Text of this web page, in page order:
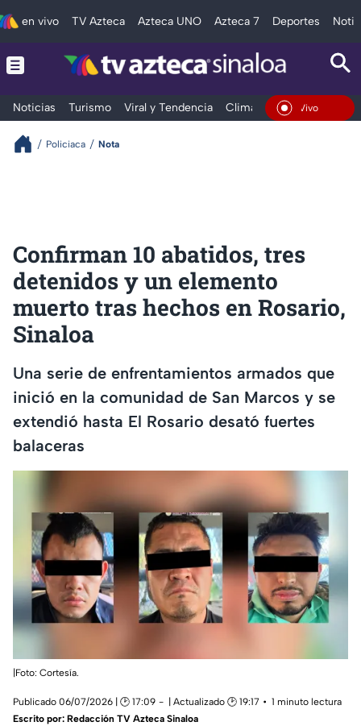
en vivo TV Azteca Azteca UNO Azteca 7 Deportes
Noticias Turismo Viral y Tendencia Clima Deportes
En Vivo
Policiaca Nota
Confirman 10 abatidos, tres
detenidos y un elemento
muerto tras hechos en Rosario,
Sinaloa
Una serie de enfrentamientos armados que
inició en la comunidad de San Marcos y se
extendió hasta El Rosario desató fuertes
balaceras
|Foto: Cortesía.
Publicado 06/07/2026 | 🕑 17:09 | Actualizado 🕑 19:17
1 minuto lectura
Escrito por: Redacción TV Azteca Sinaloa